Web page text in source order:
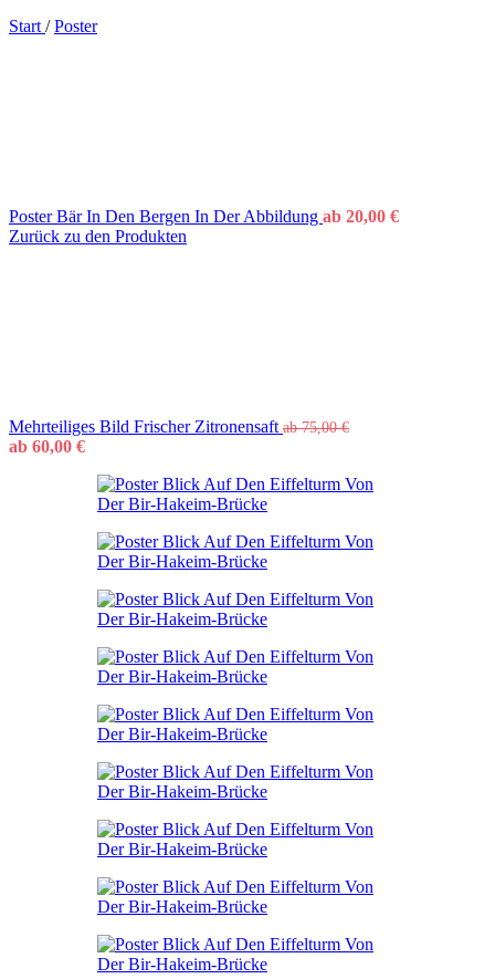
Start / Poster
Poster Bär In Den Bergen In Der Abbildung ab 20,00 €
Zurück zu den Produkten
Mehrteiliges Bild Frischer Zitronensaft ab75,00€
ab 60,00 €